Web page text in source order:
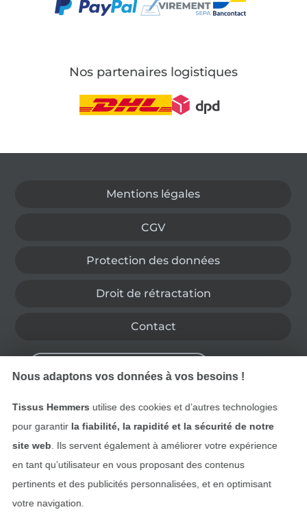
Nos partenaires logistiques
Mentions légales
CGV
Protection des données
Droit de rétractation
Contact
Trouvez plus d’idées
Nous adaptons vos données à vos besoins !
Tissus Hemmers utilise des cookies et d’autres technologies
pour garantir la fiabilité, la rapidité et la sécurité de notre
site web . Ils servent également à améliorer votre expérience
en tant qu’utilisateur en vous proposant des contenus
pertinents et des publicités personnalisées, et en optimisant
votre navigation.